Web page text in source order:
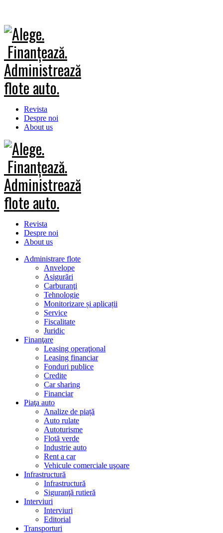
Revista
Despre noi
About us
Revista
Despre noi
About us
Administrare flote
Anvelope
Asigurări
Carburanţi
Tehnologie
Monitorizare și aplicații
Service
Fiscalitate
Juridic
Finanţare
Leasing operaţional
Leasing financiar
Fonduri publice
Credite
Car sharing
Financiar
Piaţa auto
Analize de piață
Auto rulate
Autoturisme
Flotă verde
Industrie auto
Rent a car
Vehicule comerciale uşoare
Infrastructură
Infrastructură
Siguranţă rutieră
Interviuri
Interviuri
Editorial
Transporturi